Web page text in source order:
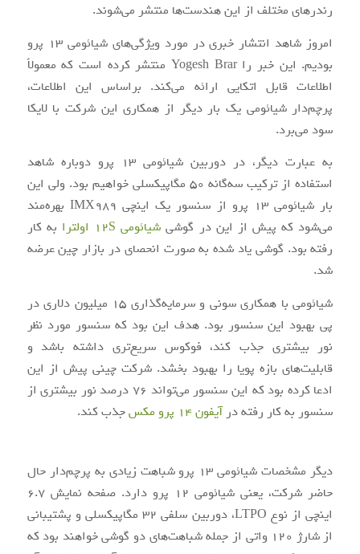
رندرهای مختلف از این هندست‌ها منتشر می‌شوند.
امروز شاهد انتشار خبری در مورد ویژگی‌های شیائومی 13 پرو
بودیم. این خبر را Yogesh Brar منتشر کرده است که معمولاً
اطلاعات قابل اتکایی ارائه می‌کند. براساس این اطلاعات،
پرچم‌دار شیائومی یک بار دیگر از همکاری این شرکت با لایکا
سود می‌برد.
به عبارت دیگر، در دوربین شیائومی 13 پرو دوباره شاهد
استفاده از ترکیب سه‌گانه 50 مگاپیکسلی خواهیم بود. ولی این
بار شیائومی 13 پرو از سنسور یک اینچی IMX989 بهره‌مند
می‌شود که پیش از این در گوشی شیائومی 12S اولترا
به کار
رفته بود. گوشی یاد شده به صورت انحصای در بازار چین عرضه
شد.
شیائومی با همکاری سونی و سرمایه‌گذاری 15 میلیون دلاری در
پی بهبود این سنسور بود. هدف این بود که سنسور مورد نظر
نور بیشتری جذب کند، فوکوس سریع‌تری داشته باشد و
قابلیت‌های بازه پویا را بهبود بخشد. شرکت چینی پیش از این
ادعا کرده بود که این سنسور می‌تواند 76 درصد نور بیشتری از
سنسور به کار رفته درآیفون 14 پرو مکس جذب کند.
دیگر مشخصات شیائومی 13 پرو شباهت زیادی به پرچم‌دار حال
حاضر شرکت، یعنی شیائومی 12 پرو دارد. صفحه نمایش 6.7
اینچی از نوع LTPO، دوربین سلفی 32 مگاپیکسلی و پشتیبانی
از شارژ 120 واتی از جمله شباهت‌های دو گوشی خواهند بود که